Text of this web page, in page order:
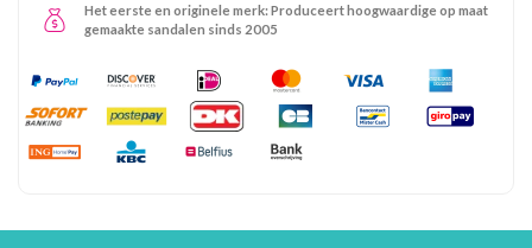
Het eerste en originele merk: Produceert hoogwaardige op maat
gemaakte sandalen sinds 2005